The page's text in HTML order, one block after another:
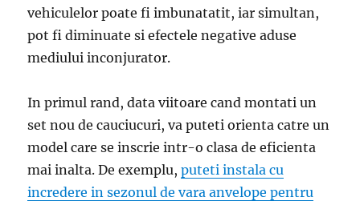
vehiculelor poate fi imbunatatit, iar simultan,
pot fi diminuate si efectele negative aduse
mediului inconjurator.
In primul rand, data viitoare cand montati un
set nou de cauciucuri, va puteti orienta catre un
model care se inscrie intr-o clasa de eficienta
mai inalta. De exemplu,puteti instala cu
incredere in sezonul de vara anvelope pentru